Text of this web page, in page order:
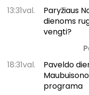
13:31val.
Paryžiaus
dienoms
vengti?
18:31val.
Paveldo
programa